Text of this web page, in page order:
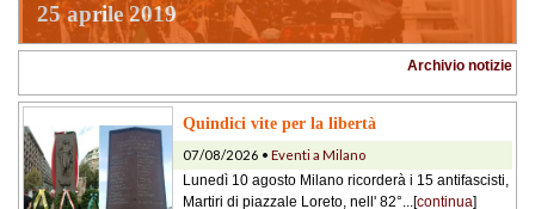
25 aprile 2019
Archivio notizie
Quindici vite per la libertà
07/08/2026 • Eventi a Milano
Lunedì 10 agosto Milano ricorderà i 15 antifascisti,
Martiri di piazzale Loreto, nell' 82°...[continua]